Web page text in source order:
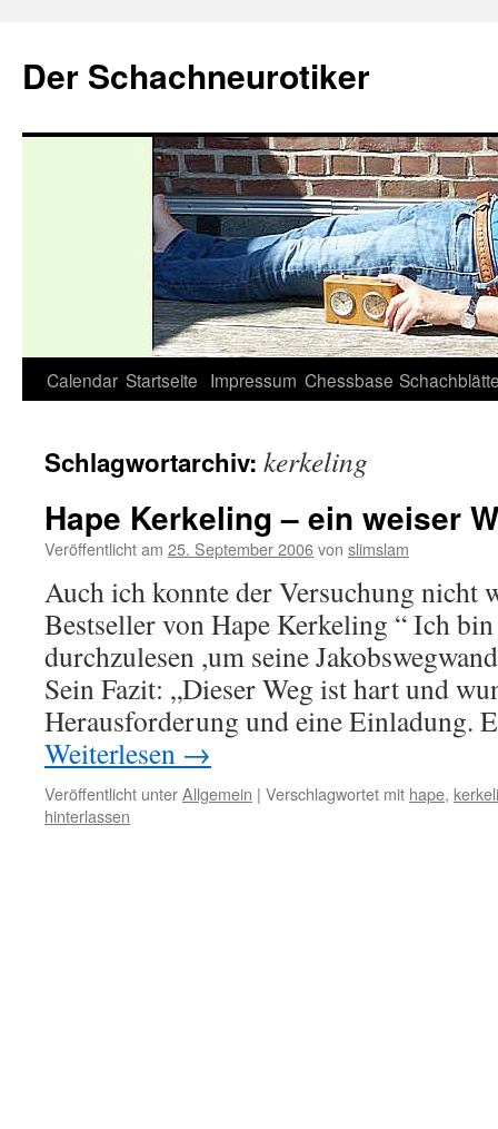
springen
Der Schachneurotiker
Calendar Startseite Impressum Chessbase
Schlagwortarchiv: kerkeling
Hape Kerkeling – ein weiser
Veröffentlicht am 25. September 2006von slimslam
Auch ich konnte der Versuchung nicht
Bestseller von Hape Kerkeling “ Ich
durchzulesen ,um seine
Sein Fazit: „Dieser Weg ist hart und
Herausforderung und eine Einladung.
Weiterlesen →
Veröffentlicht unterAllgemein | Verschlagwortet mit hape,
hinterlassen